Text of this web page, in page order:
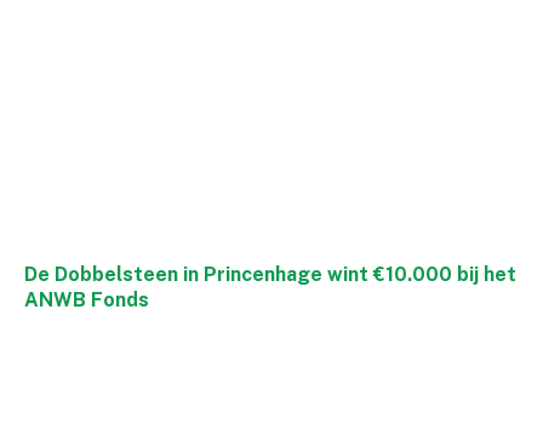
De Dobbelsteen in Princenhage wint €10.000 bij het
ANWB Fonds